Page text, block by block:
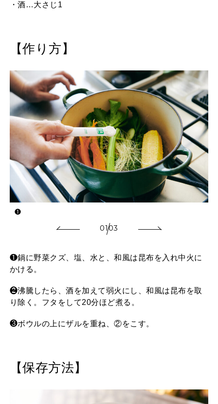
・酒…大さじ1
【作り方】
❶
0103
❶鍋に野菜クズ、塩、水と、和風は昆布を入れ中火に
かける。
❷沸騰したら、酒を加えて弱火にし、和風は昆布を取
り除く。フタをして20分ほど煮る。
❸ボウルの上にザルを重ね、②をこす。
【保存方法】